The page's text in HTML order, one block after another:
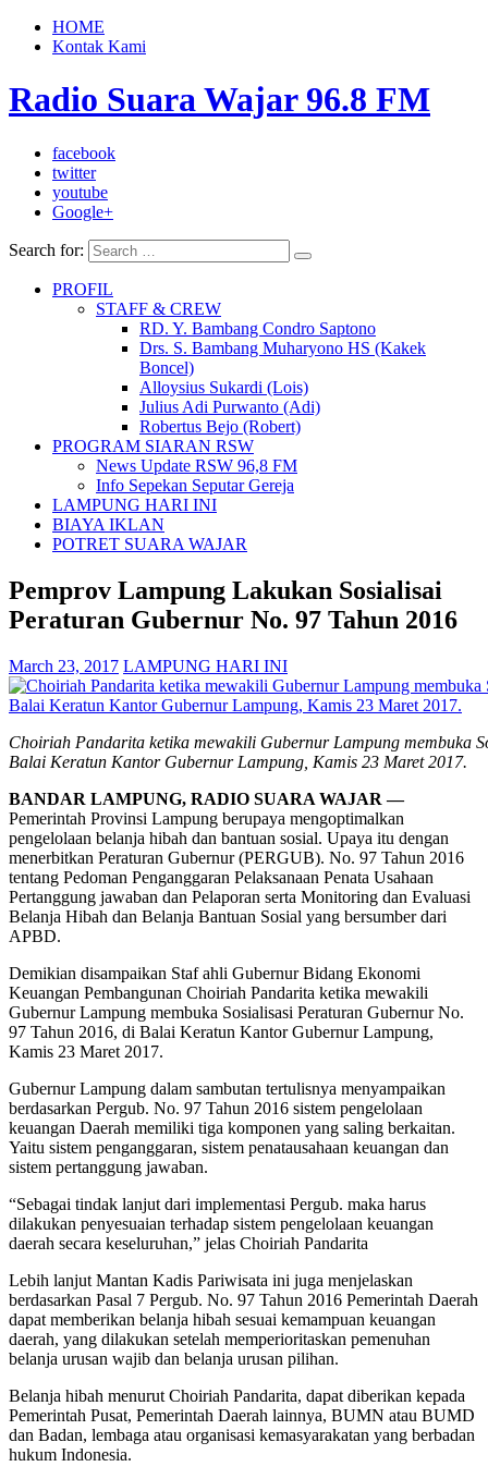
HOME
Kontak Kami
Radio Suara Wajar 96.8 FM
facebook
twitter
youtube
Google+
Search for:
PROFIL
STAFF & CREW
RD. Y. Bambang Condro Saptono
Drs. S. Bambang Muharyono HS (Kakek
Boncel)
Alloysius Sukardi (Lois)
Julius Adi Purwanto (Adi)
Robertus Bejo (Robert)
PROGRAM SIARAN RSW
News Update RSW 96,8 FM
Info Sepekan Seputar Gereja
LAMPUNG HARI INI
BIAYA IKLAN
POTRET SUARA WAJAR
Pemprov Lampung Lakukan Sosialisai
Peraturan Gubernur No. 97 Tahun 2016
March 23, 2017 LAMPUNG HARI INI
Choiriah Pandarita ketika mewakili Gubernur Lampung membuka
Balai Keratun Kantor Gubernur Lampung, Kamis 23 Maret 2017.
BANDAR LAMPUNG, RADIO SUARA WAJAR —
Pemerintah Provinsi Lampung berupaya mengoptimalkan
pengelolaan belanja hibah dan bantuan sosial. Upaya itu dengan
menerbitkan Peraturan Gubernur (PERGUB). No. 97 Tahun 2016
tentang Pedoman Penganggaran Pelaksanaan Penata Usahaan
Pertanggung jawaban dan Pelaporan serta Monitoring dan Evaluasi
Belanja Hibah dan Belanja Bantuan Sosial yang bersumber dari
APBD.
Demikian disampaikan Staf ahli Gubernur Bidang Ekonomi
Keuangan Pembangunan Choiriah Pandarita ketika mewakili
Gubernur Lampung membuka Sosialisasi Peraturan Gubernur No.
97 Tahun 2016, di Balai Keratun Kantor Gubernur Lampung,
Kamis 23 Maret 2017.
Gubernur Lampung dalam sambutan tertulisnya menyampaikan
berdasarkan Pergub. No. 97 Tahun 2016 sistem pengelolaan
keuangan Daerah memiliki tiga komponen yang saling berkaitan.
Yaitu sistem penganggaran, sistem penatausahaan keuangan dan
sistem pertanggung jawaban.
“Sebagai tindak lanjut dari implementasi Pergub. maka harus
dilakukan penyesuaian terhadap sistem pengelolaan keuangan
daerah secara keseluruhan,” jelas Choiriah Pandarita
Lebih lanjut Mantan Kadis Pariwisata ini juga menjelaskan
berdasarkan Pasal 7 Pergub. No. 97 Tahun 2016 Pemerintah Daerah
dapat memberikan belanja hibah sesuai kemampuan keuangan
daerah, yang dilakukan setelah memperioritaskan pemenuhan
belanja urusan wajib dan belanja urusan pilihan.
Belanja hibah menurut Choiriah Pandarita, dapat diberikan kepada
Pemerintah Pusat, Pemerintah Daerah lainnya, BUMN atau BUMD
dan Badan, lembaga atau organisasi kemasyarakatan yang berbadan
hukum Indonesia.